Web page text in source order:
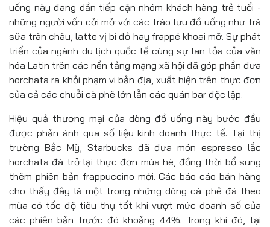
uống này đang dần tiếp cận nhóm khách hàng trẻ tuổi -
những người vốn cởi mở với các trào lưu đồ uống như trà
sữa trân châu, latte vị bí đỏ hay frappé khoai mỡ. Sự phát
triển của ngành du lịch quốc tế cùng sự lan tỏa của văn
hóa Latin trên các nền tảng mạng xã hội đã góp phần đưa
horchata ra khỏi phạm vi bản địa, xuất hiện trên thực đơn
của cả các chuỗi cà phê lớn lẫn các quán bar độc lập.
Hiệu quả thương mại của dòng đồ uống này bước đầu
được phản ánh qua số liệu kinh doanh thực tế. Tại thị
trường Bắc Mỹ, Starbucks đã đưa món espresso lắc
horchata đá trở lại thực đơn mùa hè, đồng thời bổ sung
thêm phiên bản frappuccino mới. Các báo cáo bán hàng
cho thấy đây là một trong những dòng cà phê đá theo
mùa có tốc độ tiêu thụ tốt khi vượt mức doanh số của
các phiên bản trước đó khoảng 44%. Trong khi đó, tại